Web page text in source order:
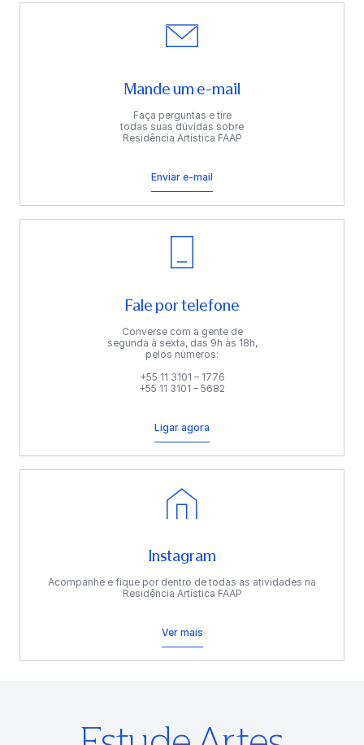
Mande um e-mail
Faça perguntas e tire
todas suas dúvidas sobre
Residência Artística FAAP
Enviar e-mail
Fale por telefone
Converse com a gente de
segunda à sexta, das 9h às 18h,
pelos números:
+55 11 3101 – 1776
+55 11 3101 – 5682
Ligar agora
Instagram
Acompanhe e fique por dentro de todas as atividades na
Residência Artística FAAP
Ver mais